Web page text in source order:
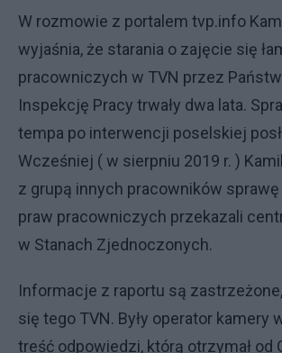
W rozmowie z portalem tvp.info
wyjaśnia, że starania o zajęcie się
pracowniczych w TVN przez
Inspekcję Pracy trwały dwa lata.
tempa po interwencji poselskiej
Wcześniej ( w sierpniu 2019 r. )
z grupą innych pracowników
praw pracowniczych przekazali
w Stanach Zjednoczonych.
Informacje z raportu są
się tego TVN. Były operator kamery
treść odpowiedzi, którą otrzymał od